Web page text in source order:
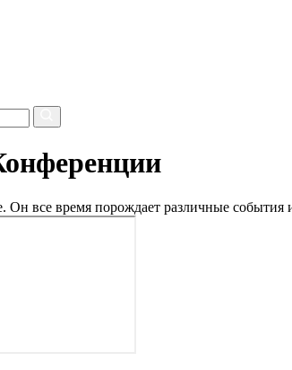
Он все время порождает различные